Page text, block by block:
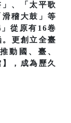
、「太平歌
稽大鼓」等
從原有16卷
更創立全臺
動國、臺、
，成為歷久